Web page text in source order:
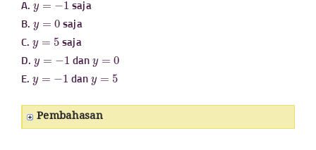
A.
saja
B.
saja
C.
saja
D.
dan
E. dan
Pembahasan